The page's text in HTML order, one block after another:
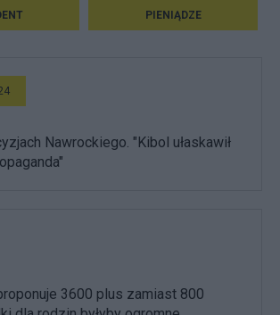
PIENIĄDZE
Nawrockiego. "Kibol ułaskawił
3600 plus zamiast 800